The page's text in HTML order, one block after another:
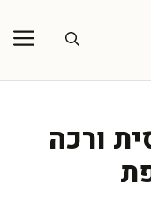
ורכה